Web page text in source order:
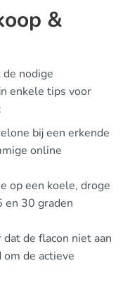
&
nodige
enkele tips voor
bij een erkende
online
op een koele, droge
en 30 graden
de flacon niet aan
de actieve